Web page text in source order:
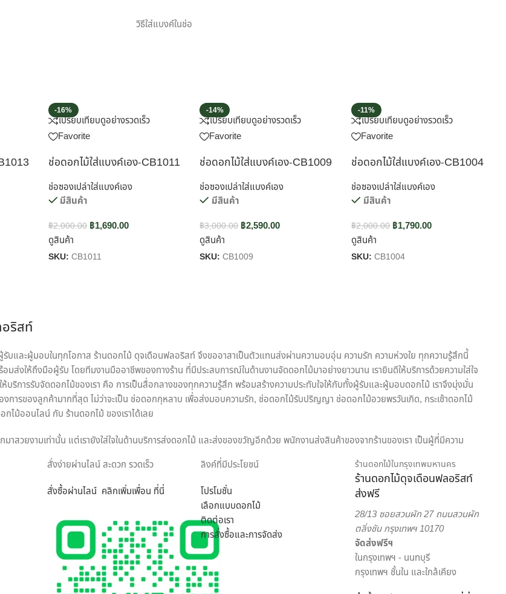
วิธีใส่แบงค์ในช่อ
-16%
เปรียบเทียบดูอย่างรวดเร็ว
Favorite
ช่อดอกไม้ใส่แบงค์เอง-CB1011
ช่อซองเปล่าใส่แบงค์เอง
มีสินค้า
฿2,000.00 ฿1,690.00
ดูสินค้า
SKU: CB1011
-14%
เปรียบเทียบดูอย่างรวดเร็ว
Favorite
ช่อดอกไม้ใส่แบงค์เอง-CB1009
ช่อซองเปล่าใส่แบงค์เอง
มีสินค้า
฿3,000.00 ฿2,590.00
ดูสินค้า
SKU:CB1009
-11%
เปรียบเทียบดูอย่างรวดเร็ว
Favorite
ช่อดอกไม้ใส่แบงค์เอง-CB1004
ช่อซองเปล่าใส่แบงค์เอง
มีสินค้า
฿2,000.00 ฿1,790.00
ดูสินค้า
SKU:CB1004
ริสท์
และผู้มอบในทุกโอกาส ร้านดอกไม้ ดุจเดือนฟลอริสท์ จึงขออาสาเป็นตัวแทนส่งผ่านความอบอุ่น ความรัก ความห่วงใย ทุกความรู้สึกนี้
งให้ถึงมือผู้รับ โดยทีมงานมืออาชีพของทางร้าน ที่มีประสบการณ์ในด้านงานจัดดอกไม้มาอย่างยาวนาน เรายินดีให้บริการด้วยความใส่ใจ
บริการรับจัดดอกไม้ของเรา คือ การเป็นสื่อกลางของทุกความรู้สึก พร้อมสร้างความประทับใจให้กับทั้งผู้รับและผู้มอบดอกไม้ เราจึงมุ่งมั่น
งการของลูกค้ามากที่สุด ไม่ว่าจะเป็น ช่อดอกกุหลาบ เพื่อส่งมอบความรัก, ช่อดอกไม้รับปริญญา ช่อดอกไม้อวยพรวันเกิด, กระเช้าดอกไม้
ม้ออนไลน์ กับ ร้านดอกไม้ ของเราได้เลย
สวยงามเท่านั้น แต่เรายังใส่ใจในด้านบริการส่งดอกไม้ และส่งของขวัญอีกด้วย พนักงานส่งสินค้าของจากร้านของเรา เป็นผู้ที่มีความ
างสมบูรณ์ที่สุด เพราะเรา คือ ร้านดอกไม้ออนไลน์ ที่เน้นให้บริการเพื่อตอบโจทย์ไลฟ์สไตล์ของคนยุคใหม่ สะดวกสบาย ครบครัน ครอบคลุม
ดอกไม้และรูปแบบการจัดดอกไม้ได้อย่างเต็มที่ ทีมงานจาก ร้านดอกไม้ออนไลน์ ดุจเดือน ฟลอริสท์ ยินดีให้คำปรึกษาแนะนำเรื่องการส่ง
จะเป็นโอกาสพิเศษ งานเทศกาล หรือวันสำคัญใด นึกถึงงานรับจัดดอกไม้จากมืออาชีพ มากประสบการณ์ ต้องเลือกสั่งดอกไม้ออนไลน์ กับ
สั่งง่ายผ่านไลน์ สะดวก รวดเร็ว
สั่งซื้อผ่านไลน์ คลิกเพิ่มเพอน ที่นี่
ลิงค์ที่มีประโยชน์
โปรโมชั่น
เลือกแบบดอกไม้
ติดต่อเรา
การสั่งซื้อและการจัดส่ง
ร้านดอกไม้ในกรุงเทพมหานคร
ร้านดอกไม้ดุจเดือนฟลอริสท์
ส่งฟรี
28/13 ซอยสวนผัก 27 ถนนสวนผัก
ตลิ่งชัน กรุงเทพฯ 10170
จัดส่งฟรีฯ
ในกรุงเทพฯ - นนทบุรี
กรุงเทพฯ ชั้นใน และใกล้เคียง